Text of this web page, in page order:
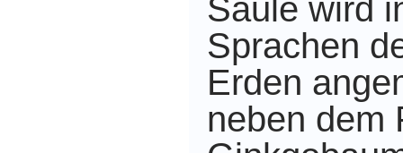
Säule wird
Sprachen
Erden
neben dem